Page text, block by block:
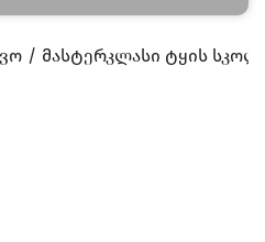
მასტერკლასი ტყის